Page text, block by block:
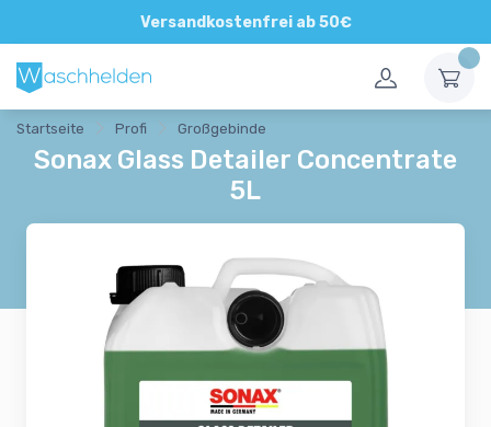
Versandkostenfrei ab 50€
Direkte und persönliche Beratung
Startseite Profi Großgebinde
Sonax Glass Detailer Concentrate
5L